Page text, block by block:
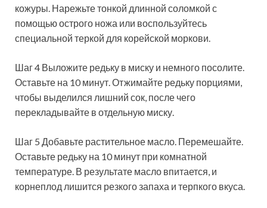
кожуры. Нарежьте тонкой длинной соломкой с
помощью острого ножа или воспользуйтесь
специальной теркой для корейской моркови.
Шаг 4 Выложите редьку в миску и немного посолите.
Оставьте на 10 минут. Отжимайте редьку порциями,
чтобы выделился лишний сок, после чего
перекладывайте в отдельную миску.
Шаг 5 Добавьте растительное масло. Перемешайте.
Оставьте редьку на 10 минут при комнатной
температуре. В результате масло впитается, и
корнеплод лишится резкого запаха и терпкого вкуса.